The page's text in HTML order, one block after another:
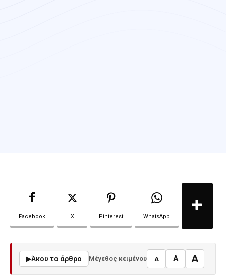
Facebook X Pinterest WhatsApp
▶Άκου το άρθρο Μέγεθος κειμένου A A A